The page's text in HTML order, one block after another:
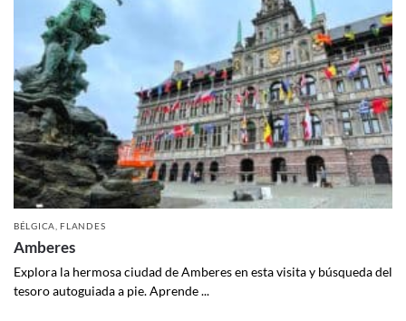
BÉLGICA ,FLANDES
Amberes
Explora la hermosa ciudad de Amberes en esta visita y búsqueda del
tesoro autoguiada a pie. Aprende ...